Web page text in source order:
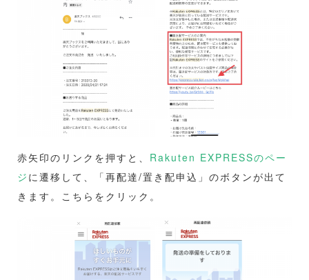
赤矢印のリンクを押すと、 Rakuten EXPRESSのペー
ジ に遷移して、「再配達/置き配申込」のボタンが出て
きます。こちらをクリック。